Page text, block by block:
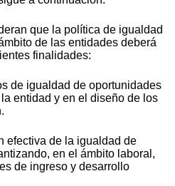
que la política de igualdad
de las entidades deberá
finalidades:
de igualdad de oportunidades
entidad y en el diseño de los
efectiva de la igualdad de
en el ámbito laboral,
de ingreso y desarrollo